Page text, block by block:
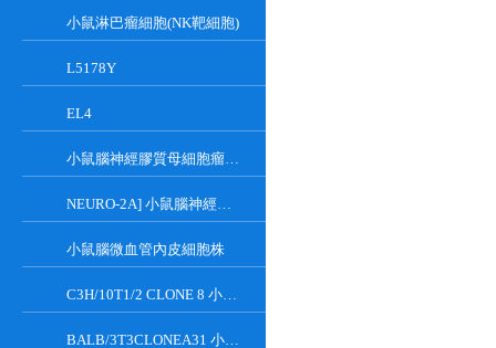
小鼠淋巴瘤細胞(NK靶細胞)
L5178Y
EL4
小鼠腦神經膠質母細胞瘤瘤株
NEURO-2A] 小鼠腦神經瘤細胞
小鼠腦微血管內皮細胞株
C3H/10T1/2 CLONE 8 小鼠胚胎成纖維細胞系
BALB/3T3CLONEA31 小鼠胚胎成纖維細胞